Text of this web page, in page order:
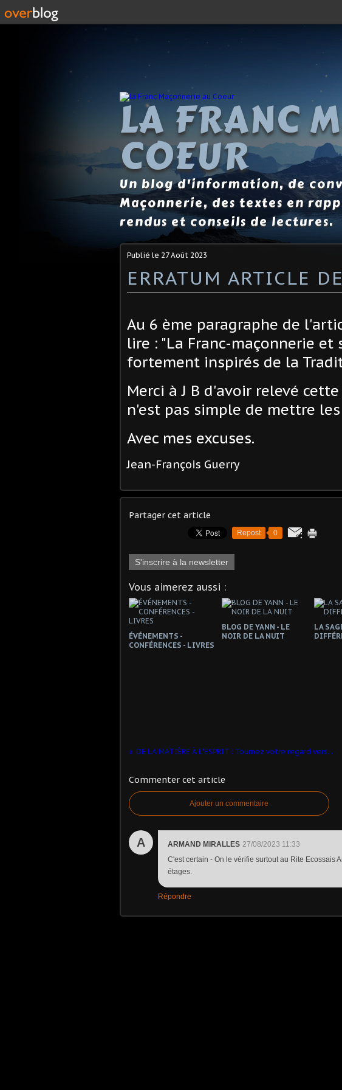
LA FRANC
COEUR
Un blog d'information, de
Maçonnerie, des textes en
rendus et conseils de lectures.
Publié le 27 Août 2023
ERRATUM ARTICLE
Au 6 ème paragraphe de
lire : "La Franc-maçonnerie et
fortement inspirés de la
Merci à J B d'avoir relevé
n'est pas simple de mettre
Avec mes excuses.
Jean-François Guerry
Partager cet article
Repost 0
S'inscrire à la newsletter
Vous aimerez aussi :
ÉVÉNEMENTS -
CONFÉRENCES - LIVRES
BLOG DE YANN - LE
NOIR DE LA NUIT
LA
DE LA MATIÈRE À L'ESPRIT : Tournez votre regard vers...
Commenter cet article
Ajouter un commentaire
A ARMAND MIRALLES 27/08/2023 11:33
C'est certain - On le vérifie surtout au Rite Ecossais
étages.
Répondre